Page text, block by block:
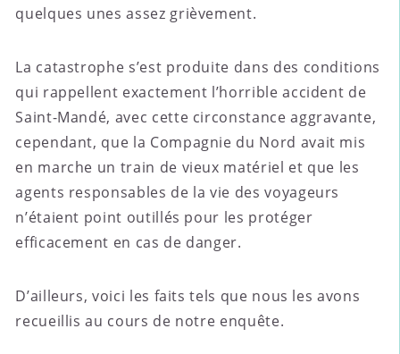
quelques unes assez grièvement.
La catastrophe s’est produite dans des conditions
qui rappellent exactement l’horrible accident de
Saint-Mandé, avec cette circonstance aggravante,
cependant, que la Compagnie du Nord avait mis
en marche un train de vieux matériel et que les
agents responsables de la vie des voyageurs
n’étaient point outillés pour les protéger
efficacement en cas de danger.
D’ailleurs, voici les faits tels que nous les avons
recueillis au cours de notre enquête.